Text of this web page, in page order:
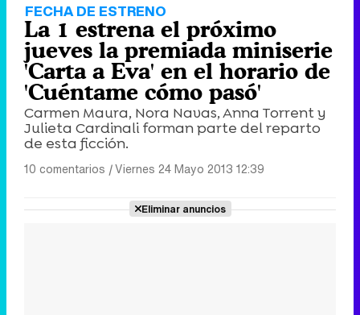
FECHA DE ESTRENO
La 1 estrena el próximo
jueves la premiada miniserie
'Carta a Eva' en el horario de
'Cuéntame cómo pasó'
Carmen Maura, Nora Navas, Anna Torrent y
Julieta Cardinali forman parte del reparto
de esta ficción.
10 comentarios |Viernes 24 Mayo 2013 12:39
Eliminar anuncios